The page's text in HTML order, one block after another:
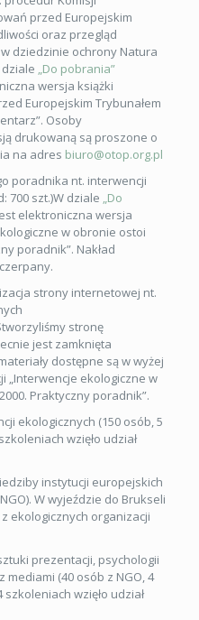
przed Europejskim
oraz przegląd
dziedzinie ochrony Natura
dziale „Do pobrania”
wersja książki
Europejskim Trybunałem
Osoby
drukowaną są proszone o
na adres biuro@otop.org.pl
poradnika nt. interwencji
700 szt.)W dziale „Do
elektroniczna wersja
w obronie ostoi
poradnik”. Nakład
strony internetowej nt.
stronę
jest zamknięta
dostępne są w wyżej
„Interwencje ekologiczne w
Praktyczny poradnik”.
ekologicznych (150 osób, 5
wzięło udział
instytucji europejskich
W wyjeździe do Brukseli
z ekologicznych organizacji
prezentacji, psychologii
(40 osób z NGO, 4
szkoleniach wzięło udział